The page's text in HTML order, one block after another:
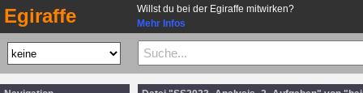
Egiraffe
Willst du bei der Egiraffe mitwirken?
Mehr Infos